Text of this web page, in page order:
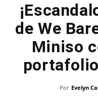
de We
Miniso
Por Evelyn